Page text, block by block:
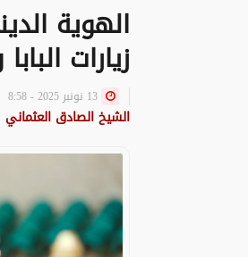
الهوية
زيارات
الشيخ الصادق العثماني